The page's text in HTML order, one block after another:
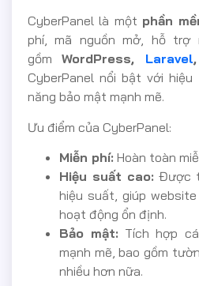
CyberPanel là một phần
phí, mã nguồn mở, hỗ trợ
gồmWordPress, Laravel,
CyberPanel nổi bật với
năng bảo mật mạnh mẽ.
Ưu điểm của CyberPanel:
Miễn phí: Hoàn toàn
Hiệu suất cao: Được
hiệu suất, giúp
hoạt động ổn định.
Bảo mật: Tích hợp
mạnh mẽ, bao gồm
nhiều hơn nữa.